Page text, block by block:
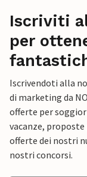
Iscriviti
per
Iscrivendoti alla
di marketing da
offerte per
vacanze,
offerte dei nostri
nostri concorsi.